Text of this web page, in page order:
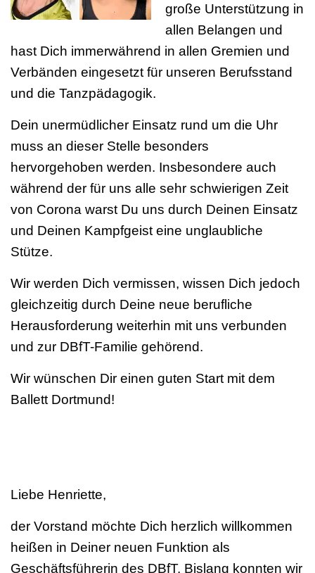
große Unterstützung in
allen Belangen und
hast Dich immerwährend in allen Gremien und
Verbänden eingesetzt für unseren Berufsstand
und die Tanzpädagogik.
Dein unermüdlicher Einsatz rund um die Uhr
muss an dieser Stelle besonders
hervorgehoben werden. Insbesondere auch
während der für uns alle sehr schwierigen Zeit
von Corona warst Du uns durch Deinen Einsatz
und Deinen Kampfgeist eine unglaubliche
Stütze.
Wir werden Dich vermissen, wissen Dich jedoch
gleichzeitig durch Deine neue berufliche
Herausforderung weiterhin mit uns verbunden
und zur DBfT-Familie gehörend.
Wir wünschen Dir einen guten Start mit dem
Ballett Dortmund!
Liebe Henriette,
der Vorstand möchte Dich herzlich willkommen
heißen in Deiner neuen Funktion als
Geschäftsführerin des DBfT. Bislang konnten wir